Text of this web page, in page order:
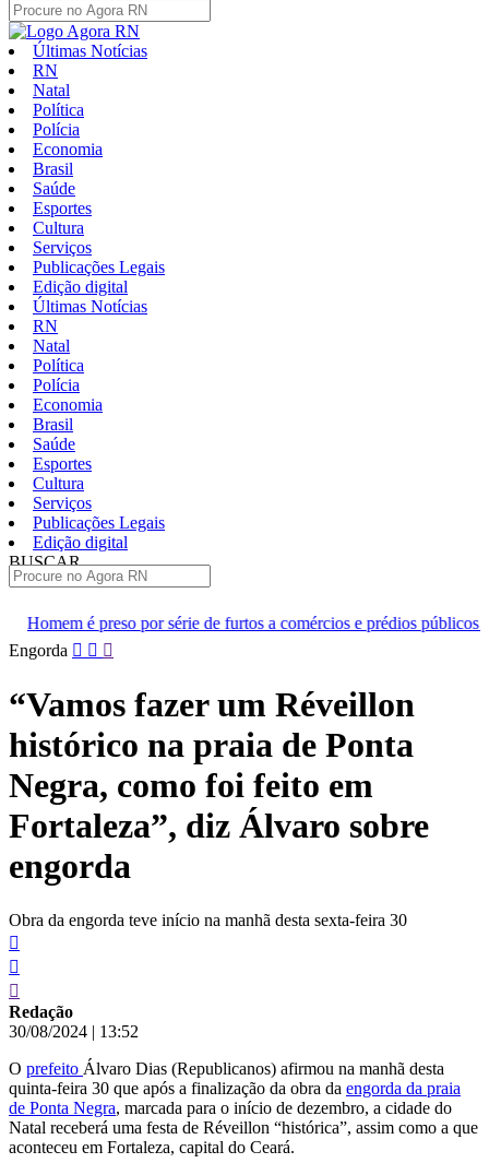
Últimas Notícias
RN
Natal
Política
Polícia
Economia
Brasil
Saúde
Esportes
Cultura
Serviços
Publicações Legais
Edição digital
Últimas Notícias
RN
Natal
Política
Polícia
Economia
Brasil
Saúde
Esportes
Cultura
Serviços
Publicações Legais
Edição digital
BUSCAR
por série de furtos a comércios e prédios públicos em Macau
Pular
para
conteúdo
Engorda
“Vamos fazer um Réveillon
histórico na praia de Ponta
Negra, como foi feito em
Fortaleza”, diz Álvaro sobre
engorda
Obra da engorda teve início na manhã desta sexta-feira 30
Redação
30/08/2024 | 13:52
O prefeito Álvaro Dias (Republicanos) afirmou na manhã desta
quinta-feira 30 que após a finalização da obra da engorda da praia
de Ponta Negra, marcada para o início de dezembro, a cidade do
Natal receberá uma festa de Réveillon “histórica”, assim como a que
aconteceu em Fortaleza, capital do Ceará.